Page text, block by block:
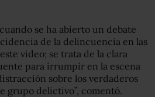
se ha abierto un debate
de la delincuencia en las
video; se trata de la clara
para irrumpir en la escena
sobre los verdaderos
grupo delictivo”, comentó.